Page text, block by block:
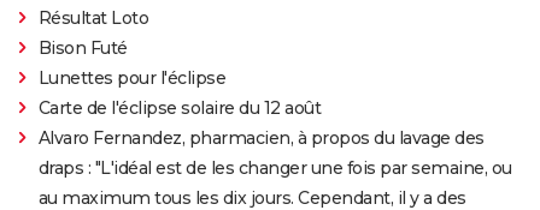
Résultat Loto
Bison Futé
Lunettes pour l'éclipse
Carte de l'éclipse solaire du 12 août
Alvaro Fernandez, pharmacien, à propos du lavage des
draps : "L'idéal est de les changer une fois par semaine, ou
au maximum tous les dix jours. Cependant, il y a des